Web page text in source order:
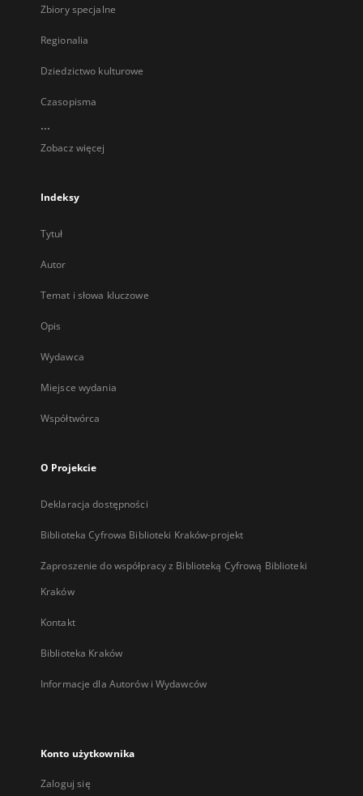
Zbiory specjalne
Regionalia
Dziedzictwo kulturowe
Czasopisma
...
Zobacz więcej
Indeksy
Tytuł
Autor
Temat i słowa kluczowe
Opis
Wydawca
Miejsce wydania
Współtwórca
O Projekcie
Deklaracja dostępności
Biblioteka Cyfrowa Biblioteki Kraków-projekt
Zaproszenie do współpracy z Biblioteką Cyfrową Biblioteki
Kraków
Kontakt
Biblioteka Kraków
Informacje dla Autorów i Wydawców
Konto użytkownika
Zaloguj się